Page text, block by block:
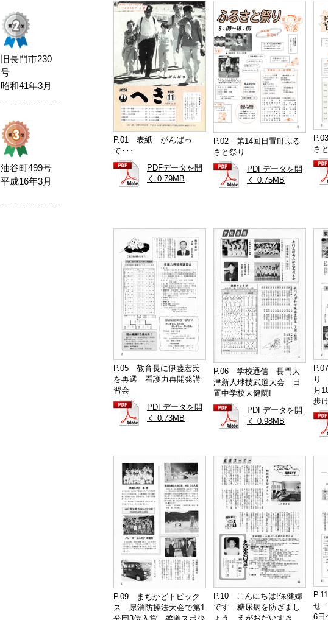
旧長門市230
号
昭和41年3月
油谷町499号
平成16年3月
P.01 表紙 がんばっ
て･･･
PDFデータを開
く 0.79MB
P.02 第14回日置町ふる
さと祭り
PDFデータを開
く 0.75MB
さ
P.05 教育長に伊藤宏氏
を再選 看護力再開発講
習会
PDFデータを開
く 0.73MB
P.06 学校通信 長門大
津新人球技武道大会 日
置中学校大健闘!
PDFデータを開
く 0.98MB
り
月
歩
P.09 まちかどトピック
ス 県消防操法大会で第1
P.10 こんにちは!保健婦
です 糖尿病を防ぎまし
ょう えがおだいすき
せ
6日